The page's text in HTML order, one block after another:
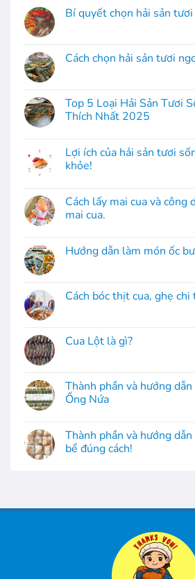
Bí quyết chọn hải sản
Cách chọn hải sản tươi
Top 5 Loại Hải Sản Tươi
Thích Nhất 2025
Lợi ích của hải sản tươi
khỏe!
Cách lấy mai cua và công
mai cua.
Hướng dẫn làm món ốc
Cách bóc thịt cua, ghẹ chi
Cua Lột là gì?
Thành phần và hướng
Ống Nứa
Thành phần và hướng
bể đúng cách!